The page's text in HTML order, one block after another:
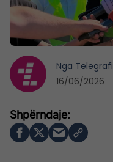
Nga Telegrafi
16/06/2026